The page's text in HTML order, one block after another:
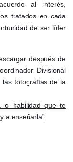
al interés,
tratados en cada
de ser líder
después de
Divisional
las fotografías de la
o habilidad que te
a enseñarla”